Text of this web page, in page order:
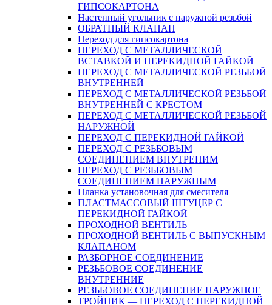
ГИПСОКАРТОНА
Настенный угольник с наружной резьбой
ОБРАТНЫЙ КЛАПАН
Переход для гипсокартона
ПЕРЕХОД С МЕТАЛЛИЧЕСКОЙ
ВСТАВКОЙ И ПЕРЕКИДНОЙ ГАЙКОЙ
ПЕРЕХОД С МЕТАЛЛИЧЕСКОЙ РЕЗЬБОЙ
ВНУТРЕННЕЙ
ПЕРЕХОД С МЕТАЛЛИЧЕСКОЙ РЕЗЬБОЙ
ВНУТРЕННЕЙ С КРЕСТОМ
ПЕРЕХОД С МЕТАЛЛИЧЕСКОЙ РЕЗЬБОЙ
НАРУЖНОЙ
ПЕРЕХОД С ПЕРЕКИДНОЙ ГАЙКОЙ
ПЕРЕХОД С РЕЗЬБОВЫМ
СОЕДИНЕНИЕМ ВНУТРЕНИМ
ПЕРЕХОД С РЕЗЬБОВЫМ
СОЕДИНЕНИЕМ НАРУЖНЫМ
Планка установочная для смесителя
ПЛАСТМАССОВЫЙ ШТУЦЕР С
ПЕРЕКИДНОЙ ГАЙКОЙ
ПРОХОДНОЙ ВЕНТИЛЬ
ПРОХОДНОЙ ВЕНТИЛЬ С ВЫПУСКНЫМ
КЛАПАНОМ
РАЗБОРНОЕ СОЕДИНЕНИЕ
РЕЗЬБОВОЕ СОЕДИНЕНИЕ
ВНУТРЕННИЕ
РЕЗЬБОВОЕ СОЕДИНЕНИЕ НАРУЖНОЕ
ТРОЙНИК — ПЕРЕХОД С ПЕРЕКИДНОЙ